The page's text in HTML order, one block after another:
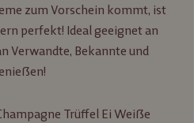
zum Vorschein kommt, ist
perfekt! Ideal geeignet an
Verwandte, Bekannte und
Trüffel Ei Weiße